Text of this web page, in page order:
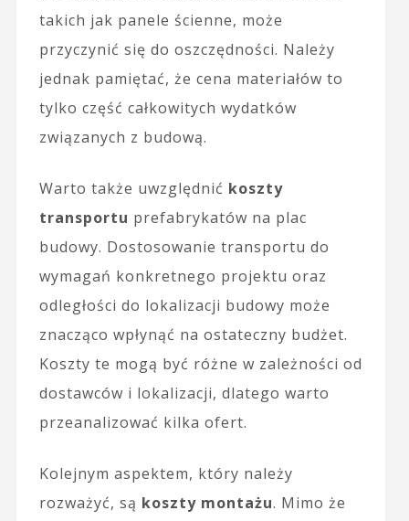
takich jak panele ścienne, może
przyczynić się do oszczędności. Należy
jednak pamiętać, że cena materiałów to
tylko część całkowitych wydatków
związanych z budową.
Warto także uwzględnić koszty
transportu prefabrykatów na plac
budowy. Dostosowanie transportu do
wymagań konkretnego projektu oraz
odległości do lokalizacji budowy może
znacząco wpłynąć na ostateczny budżet.
Koszty te mogą być różne w zależności od
dostawców i lokalizacji, dlatego warto
przeanalizować kilka ofert.
Kolejnym aspektem, który należy
rozważyć, są koszty montażu. Mimo że